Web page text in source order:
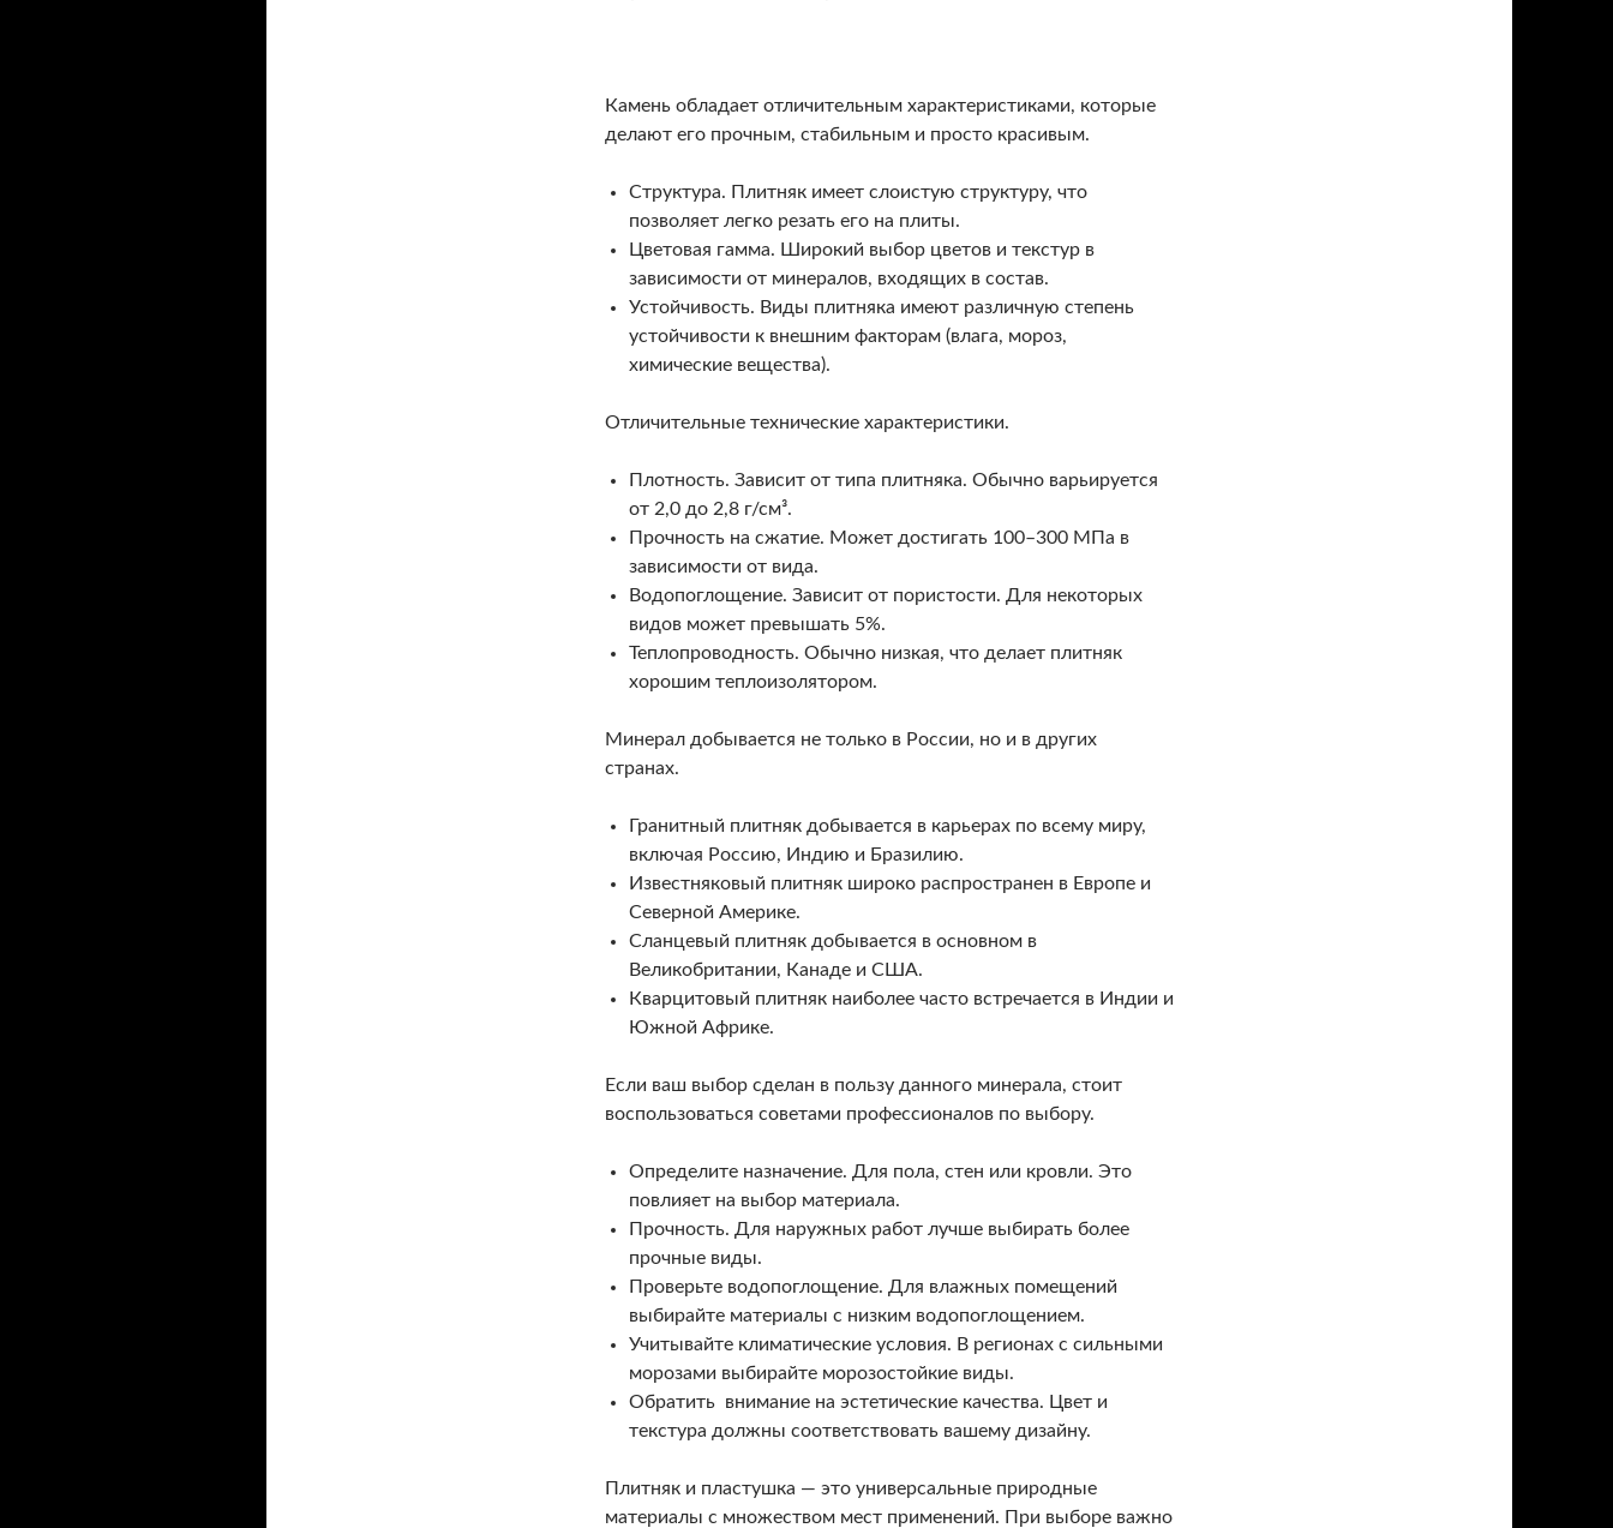
Камень обладает отличительным характеристиками, которые
делают его прочным, стабильным и просто красивым.
Структура. Плитняк имеет слоистую структуру, что
позволяет легко резать его на плиты.
Цветовая гамма. Широкий выбор цветов и текстур в
зависимости от минералов, входящих в состав.
Устойчивость. Виды плитняка имеют различную степень
устойчивости к внешним факторам (влага, мороз,
химические вещества).
Отличительные технические характеристики.
Плотность. Зависит от типа плитняка. Обычно варьируется
от 2,0 до 2,8 г/см³.
Прочность на сжатие. Может достигать 100–300 МПа в
зависимости от вида.
Водопоглощение. Зависит от пористости. Для некоторых
видов может превышать 5%.
Теплопроводность. Обычно низкая, что делает плитняк
хорошим теплоизолятором.
Минерал добывается не только в России, но и в других
странах.
Гранитный плитняк добывается в карьерах по всему миру,
включая Россию, Индию и Бразилию.
Известняковый плитняк широко распространен в Европе и
Северной Америке.
Сланцевый плитняк добывается в основном в
Великобритании, Канаде и США.
Кварцитовый плитняк наиболее часто встречается в Индии и
Южной Африке.
Если ваш выбор сделан в пользу данного минерала, стоит
воспользоваться советами профессионалов по выбору.
Определите назначение. Для пола, стен или кровли. Это
повлияет на выбор материала.
Прочность. Для наружных работ лучше выбирать более
прочные виды.
Проверьте водопоглощение. Для влажных помещений
выбирайте материалы с низким водопоглощением.
Учитывайте климатические условия. В регионах с сильными
морозами выбирайте морозостойкие виды.
Обратить внимание на эстетические качества. Цвет и
текстура должны соответствовать вашему дизайну.
Плитняк и пластушка — это универсальные природные
материалы с множеством мест применений. При выборе важно